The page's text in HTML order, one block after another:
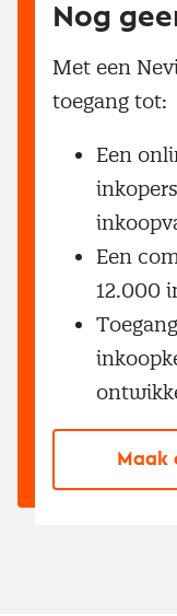
Nog
Met een
toegang tot:
Een
Een
12.000
Maak